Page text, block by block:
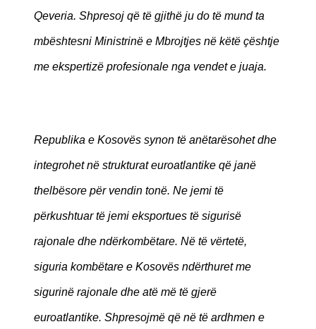
Qeveria. Shpresoj që të gjithë ju do të mund ta
mbështesni Ministrinë e Mbrojtjes në këtë çështje
me ekspertizë profesionale nga vendet e juaja.
Republika e Kosovës synon të anëtarësohet dhe
integrohet në strukturat euroatlantike që janë
thelbësore për vendin tonë. Ne jemi të
përkushtuar të jemi eksportues të sigurisë
rajonale dhe ndërkombëtare. Në të vërtetë,
siguria kombëtare e Kosovës ndërthuret me
sigurinë rajonale dhe atë më të gjerë
euroatlantike. Shpresojmë që në të ardhmen e